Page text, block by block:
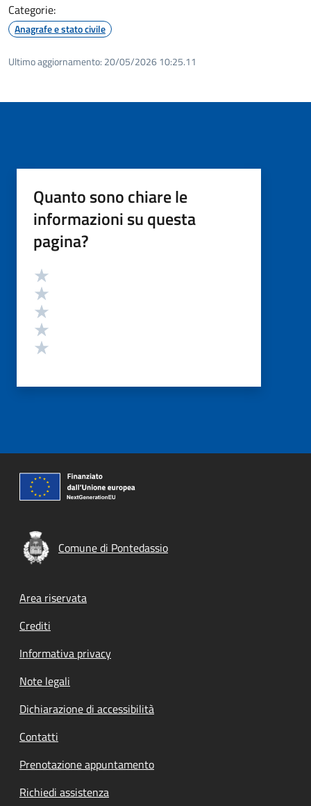
Categorie:
Anagrafe e stato civile
Ultimo aggiornamento: 20/05/2026 10:25.11
Quanto sono chiare le
informazioni su questa
pagina?
Valutazione
Comune di Pontedassio
Footer menu
Area riservata
Crediti
Informativa privacy
Note legali
Dichiarazione di accessibilità
Contatti
Prenotazione appuntamento
Richiedi assistenza